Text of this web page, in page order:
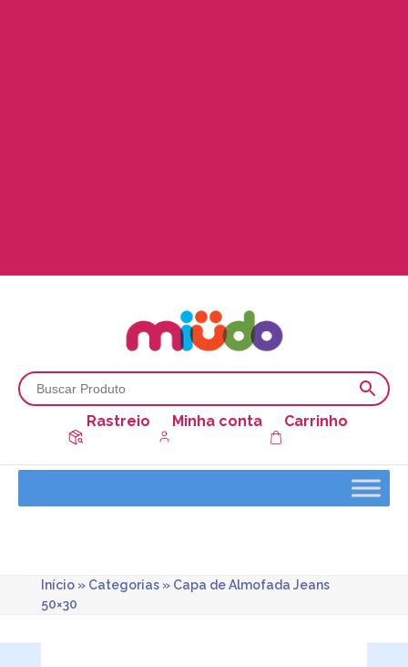
Rastreio Minha conta Carrinho
Início» Categorias» Capa de Almofada Jeans
50×30